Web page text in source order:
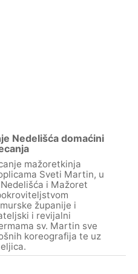
Nedelišća domaćini
mažoretkinja
Sveti Martin, u
i Mažoret
županije i
i revijalni
sv. Martin sve
koreografija te uz